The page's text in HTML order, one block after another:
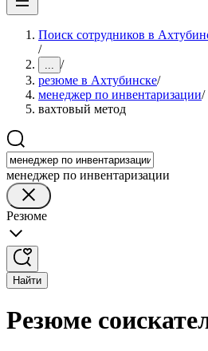
Поиск сотрудников в
/
... /
резюме в Ахтубинске/
менеджер по инвентаризации/
вахтовый метод
менеджер по инвентаризации
Резюме
Найти
Резюме